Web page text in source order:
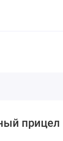
прицел